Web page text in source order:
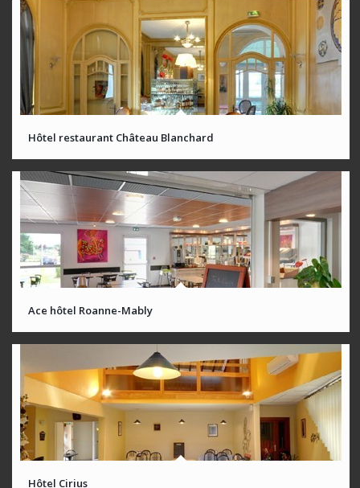
Hôtel restaurant Château Blanchard
Ace hôtel Roanne-Mably
Hôtel Cirius